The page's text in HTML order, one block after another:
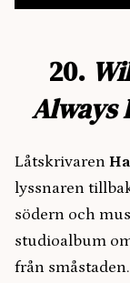
20.
Always
Låtskrivaren
lyssnaren
södern och
studioalbum
från